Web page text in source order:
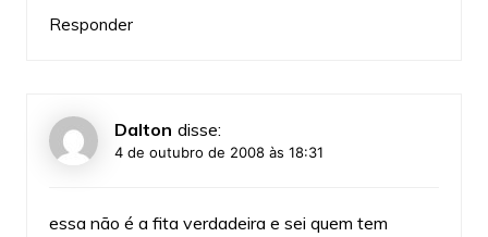
Responder
Dalton disse:
4 de outubro de 2008 às 18:31
essa não é a fita verdadeira e sei quem tem